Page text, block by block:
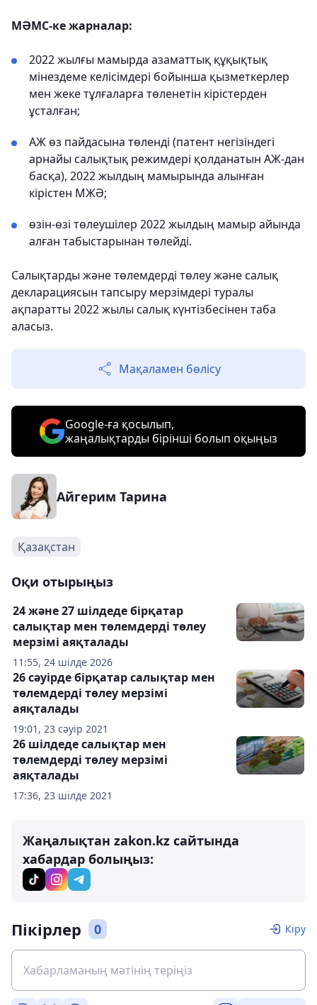
МӘМС-ке жарналар:
2022 жылғы мамырда азаматтық құқықтық
мінездеме келісімдері бойынша қызметкерлер
мен жеке тұлғаларға төленетін кірістерден
ұсталған;
АЖ өз пайдасына төленді (патент негізіндегі
арнайы салықтық режимдері қолданатын АЖ-дан
басқа), 2022 жылдың мамырында алынған
кірістен МЖӘ;
өзін-өзі төлеушілер 2022 жылдың мамыр айында
алған табыстарынан төлейді.
Салықтарды және төлемдерді төлеу және салық
декларациясын тапсыру мерзімдері туралы
ақпаратты 2022 жылы салық күнтізбесінен таба
аласыз.
Мақаламен бөлісу
Google-ға қосылып,
жаңалықтарды бірінші болып оқыңыз
Айгерим Тарина
Қазақстан
Оқи отырыңыз
11:55, 24 шілде 2026
24 және 27 шілдеде бірқатар
салықтар мен төлемдерді төлеу
мерзімі аяқталады
19:01, 23 сәуір 2021
26 сәуірде бірқатар салықтар мен
төлемдерді төлеу мерзімі
аяқталады
17:36, 23 шілде 2021
26 шілдеде салықтар мен
төлемдерді төлеу мерзімі
аяқталады
Жаңалықтан zakon.kz сайтында
хабардар болыңыз:
Пікірлер 0 Кіру